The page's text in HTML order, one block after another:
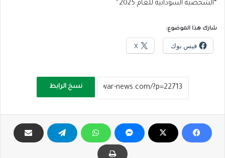
“الشخصية السودانية للعام 2025.”
شارك هذا الموضوع:
فيس بوك X
نسخ الرابط